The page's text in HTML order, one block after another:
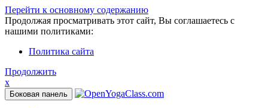
Перейти к основному содержанию
Продолжая просматривать этот сайт, Вы соглашаетесь с
нашими политиками:
Политика сайта
Продолжить
x
Боковая панель